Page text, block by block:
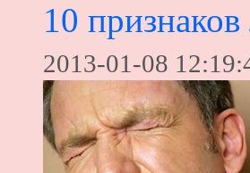
10
2013-01-08